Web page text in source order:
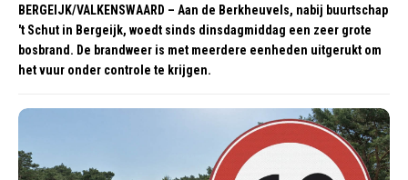
BERGEIJK/VALKENSWAARD – Aan de Berkheuvels, nabij buurtschap
't Schut in Bergeijk, woedt sinds dinsdagmiddag een zeer grote
bosbrand. De brandweer is met meerdere eenheden uitgerukt om
het vuur onder controle te krijgen.